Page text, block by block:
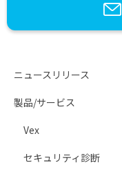
ニュースリリース
製品/サービス
Vex
セキュリティ診断